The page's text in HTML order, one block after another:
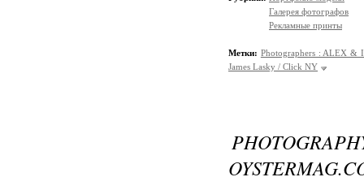
Галерея фотографов
Рекламные принты
Метки: Photographers : ALEX &
James Lasky / Click NY